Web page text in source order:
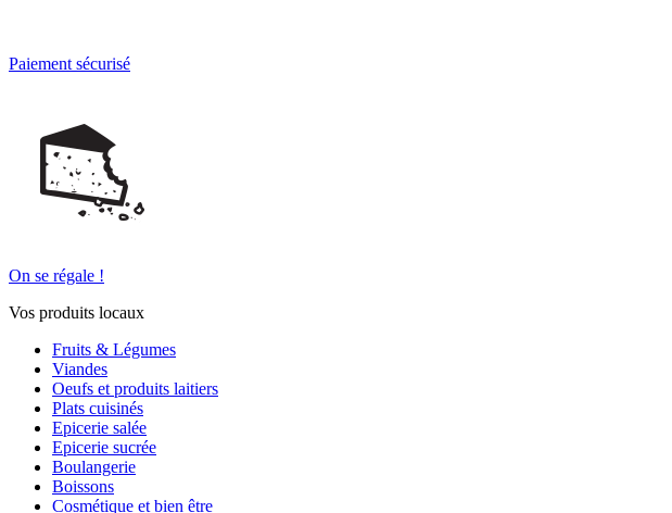
Paiement sécurisé
On se régale !
Vos produits locaux
Fruits & Légumes
Viandes
Oeufs et produits laitiers
Plats cuisinés
Epicerie salée
Epicerie sucrée
Boulangerie
Boissons
Cosmétique et bien être